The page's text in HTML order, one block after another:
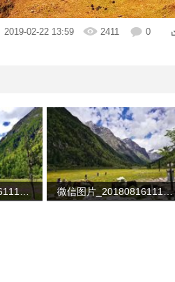
2019-02-22 13:59 2411 0
微信图片_20180816111055 微信图片_20180816111044